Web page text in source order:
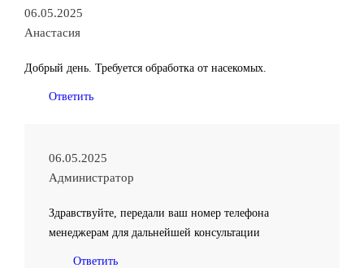
06.05.2025
Анастасия
Добрый день. Требуется обработка от насекомых.
Ответить
06.05.2025
Администратор
Здравствуйте, передали ваш номер телефона
менеджерам для дальнейшей консультации
Ответить